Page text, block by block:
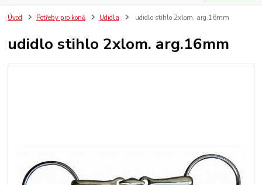
Úvod Potřeby pro koně Udidla udidlo stihlo 2xlom. arg.16mm
udidlo stihlo 2xlom. arg.16mm